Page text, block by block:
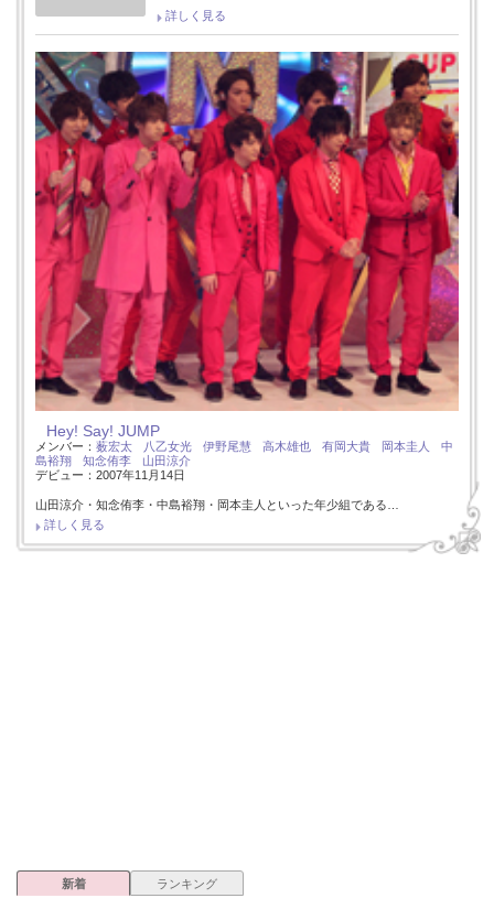
詳しく見る
Hey! Say! JUMP
メンバー： 薮宏太 八乙女光 伊野尾慧 高木雄也 有岡大貴 岡本圭人
中
島裕翔
知念侑李
山田涼介
デビュー：2007年11月14日
山田涼介・知念侑李・中島裕翔・岡本圭人といった年少組である…
詳しく見る
新着 ランキング